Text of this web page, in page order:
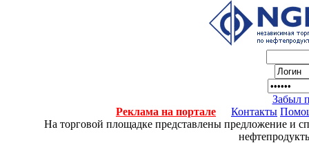
Забыл
Реклама на портале
Контакты
На торговой площадке представлены предложение и